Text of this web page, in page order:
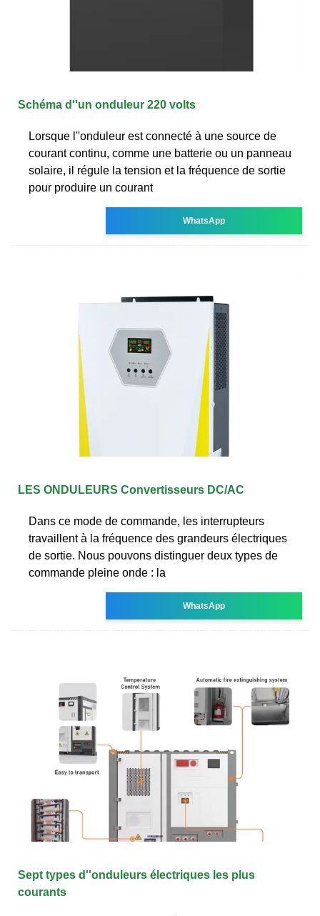
Schéma d''un onduleur 220 volts
Lorsque l''onduleur est connecté à une source de
courant continu, comme une batterie ou un panneau
solaire, il régule la tension et la fréquence de sortie
pour produire un courant
WhatsApp
LES ONDULEURS Convertisseurs DC/AC
Dans ce mode de commande, les interrupteurs
travaillent à la fréquence des grandeurs électriques
de sortie. Nous pouvons distinguer deux types de
commande pleine onde : la
WhatsApp
Sept types d''onduleurs électriques les plus
courants